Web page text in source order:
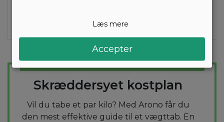
Skræddersyet kostplan
Vil du tabe et par kilo? Med Arono får du
den mest effektive guide til et vægttab. En
Læs mere
Accepter